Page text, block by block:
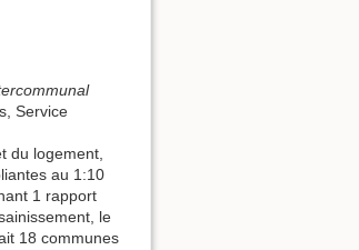
Service
du logement,
au 1:10
1 rapport
le
18 communes